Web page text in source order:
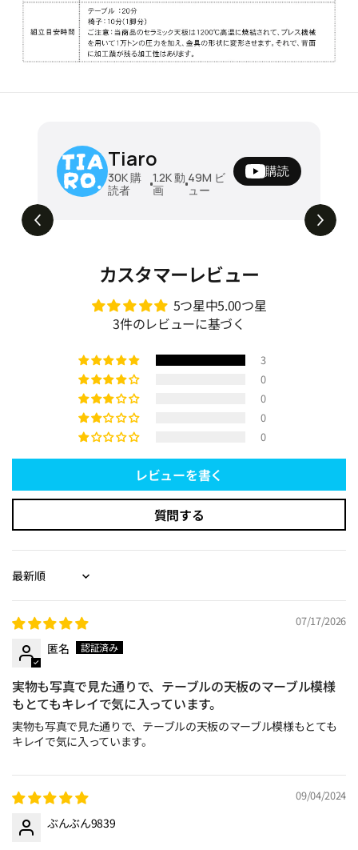
Tiaro
30K購
読者
1.2K動
画
49M ビ
ュー
購読
ソファ モジュール式ソファ ソファベッド
ダブル 圧縮ソファ 折りたたみソファベッ
ド 来客対応 リビング 洗えるカバー 北欧風
おしゃれ 省スペース 組み替え自由 快適リ
¥143780 - ¥211680
組み替え自由。開けた瞬間ワクワクするモジ
カスタマーレビュー
5つ星中5.00つ星
3件のレビューに基づく
3
0
0
0
0
レビューを書く
質問する
Sort by
07/17/2026
匿名
実物も写真で見た通りで、テーブルの天板のマーブル模様
もとてもキレイで気に入っています。
実物も写真で見た通りで、テーブルの天板のマーブル模様もとても
キレイで気に入っています。
09/04/2024
ぶんぶん9839